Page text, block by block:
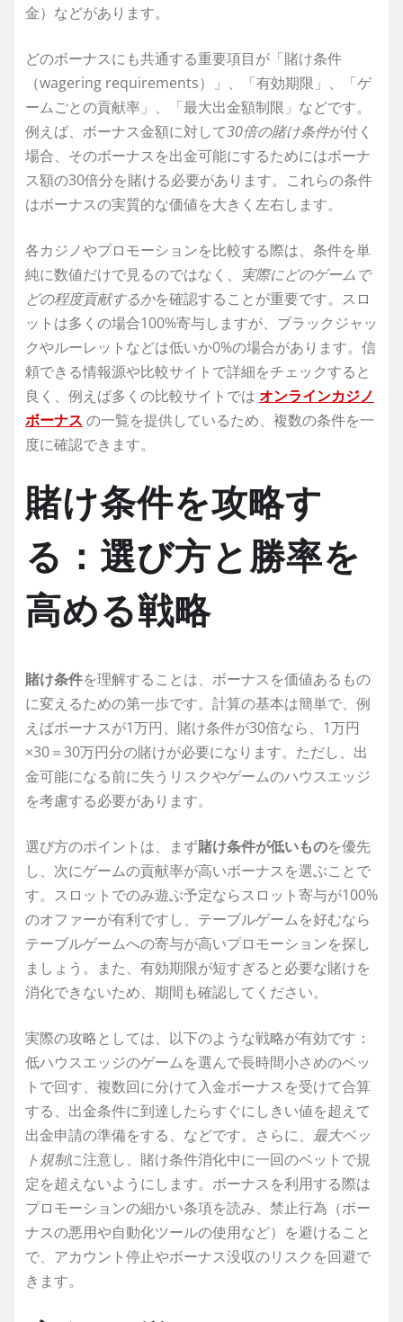
金）などがあります。
どのボーナスにも共通する重要項目が「賭け条件
（wagering requirements）」、「有効期限」、「ゲ
ームごとの貢献率」、「最大出金額制限」などです。
例えば、ボーナス金額に対して30倍の賭け条件が付く
場合、そのボーナスを出金可能にするためにはボーナ
ス額の30倍分を賭ける必要があります。これらの条件
はボーナスの実質的な価値を大きく左右します。
各カジノやプロモーションを比較する際は、条件を単
純に数値だけで見るのではなく、 実際にどのゲームで
どの程度貢献するかを確認することが重要です。スロ
ットは多くの場合100%寄与しますが、ブラックジャッ
クやルーレットなどは低いか0%の場合があります。信
頼できる情報源や比較サイトで詳細をチェックすると
良く、例えば多くの比較サイトでは オンラインカジノ
ボーナス の一覧を提供しているため、複数の条件を一
度に確認できます。
賭け条件を攻略す
る：選び方と勝率を
高める戦略
賭け条件を理解することは、ボーナスを価値あるもの
に変えるための第一歩です。計算の基本は簡単で、例
えばボーナスが1万円、賭け条件が30倍なら、1万円
×30＝30万円分の賭けが必要になります。ただし、出
金可能になる前に失うリスクやゲームのハウスエッジ
を考慮する必要があります。
選び方のポイントは、まず賭け条件が低いものを優先
し、次にゲームの貢献率が高いボーナスを選ぶことで
す。スロットでのみ遊ぶ予定ならスロット寄与が100%
のオファーが有利ですし、テーブルゲームを好むなら
テーブルゲームへの寄与が高いプロモーションを探し
ましょう。また、有効期限が短すぎると必要な賭けを
消化できないため、期間も確認してください。
実際の攻略としては、以下のような戦略が有効です：
低ハウスエッジのゲームを選んで長時間小さめのベッ
トで回す、複数回に分けて入金ボーナスを受けて合算
する、出金条件に到達したらすぐにしきい値を超えて
出金申請の準備をする、などです。さらに、 最大ベッ
ト規制に注意し、賭け条件消化中に一回のベットで規
定を超えないようにします。ボーナスを利用する際は
プロモーションの細かい条項を読み、禁止行為（ボー
ナスの悪用や自動化ツールの使用など）を避けること
で、アカウント停止やボーナス没収のリスクを回避で
きます。